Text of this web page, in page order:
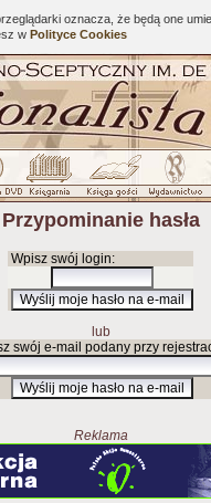
oznacza, że będą one
w Polityce Cookies
Przypominanie hasła
Wpisz swój login:
lub
swój e-mail podany przy
Reklama